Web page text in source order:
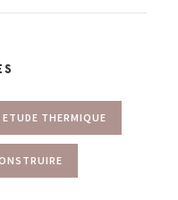
ETUDE THERMIQUE